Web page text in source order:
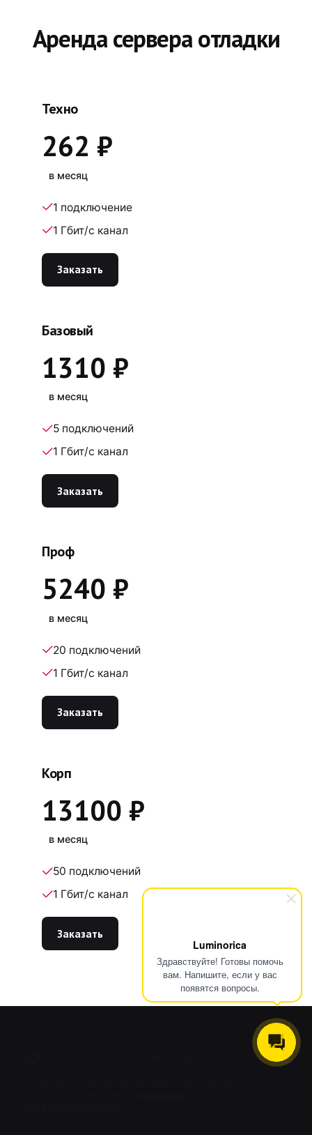
Luminorica
Здравствуйте! Готовы помочь
вам. Напишите, если у вас
появятся вопросы.
Аренда сервера отладки
Техно
262 ₽
в месяц
1 подключение
1 Гбит/с канал
Заказать
Базовый
1310 ₽
в месяц
5 подключений
1 Гбит/с канал
Заказать
Проф
5240 ₽
в месяц
20 подключений
1 Гбит/с канал
Заказать
Корп
13100 ₽
в месяц
50 подключений
1 Гбит/с канал
Заказать